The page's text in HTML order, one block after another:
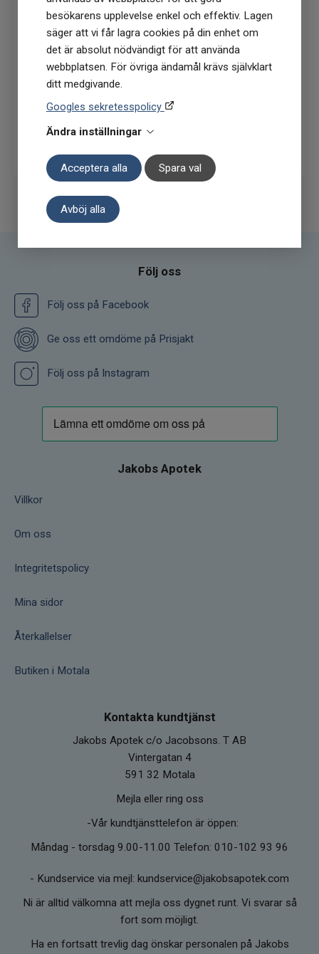
besökarens upplevelse enkel och effektiv. Lagen
säger att vi får lagra cookies på din enhet om
det är absolut nödvändigt för att använda
webbplatsen. För övriga ändamål krävs självklart
ditt medgivande.
Googles sekretesspolicy
Ändra inställningar
Acceptera alla Spara val
Avböj alla
(Du får en kod till din mejl som gäller vid 1
köptillfälle på ordinarie priser)
Prenumerera
Följ oss
Följ oss på Facebook
Ge oss ett omdöme på Prisjakt
Följ oss på Instagram
Jakobs Apotek
Villkor
Om oss
Integritetspolicy
Mina sidor
Återkallelser
Butiken i Motala
Kontakta kundtjänst
Jakobs Apotek c/o Jacobsons. T AB
Vintergatan 4
591 32 Motala
Mejla eller ring oss
-Vår kundtjänsttelefon är öppen:
Måndag - torsdag 9.00-11.00 Telefon: 010-102 93 96
- Kundservice via mejl: kundservice@jakobsapotek.com
Ni är alltid välkomna att mejla oss dygnet runt. Vi svarar så
fort som möjligt.
Ha en fortsatt trevlig dag önskar personalen på Jakobs